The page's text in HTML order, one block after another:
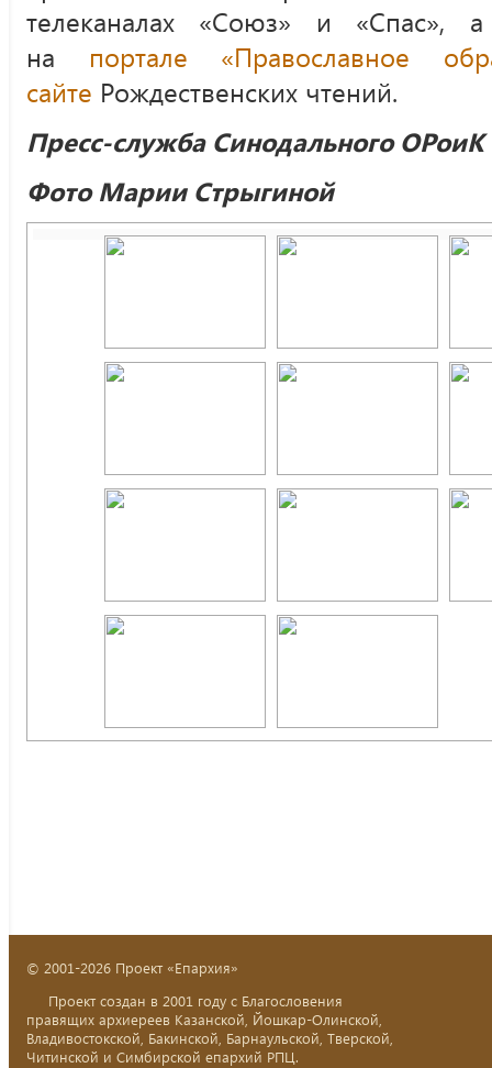
телеканалах «Союз» и
на портале «Православное
сайте Рождественских чтений.
Пресс-служба Синодального ОРоиК
Фото Марии Стрыгиной
© 2001-2026 Проект «Епархия»
Проект создан в 2001 году с Благословения
правящих архиереев Казанской, Йошкар-Олинской,
Владивостокской, Бакинской, Барнаульской, Тверской,
Читинской и Симбирской епархий РПЦ.